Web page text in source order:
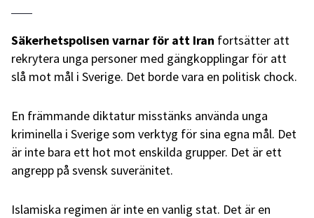
Säkerhetspolisen varnar för att Iran fortsätter att
rekrytera unga personer med gängkopplingar för att
slå mot mål i Sverige. Det borde vara en politisk chock.
En främmande diktatur misstänks använda unga
kriminella i Sverige som verktyg för sina egna mål. Det
är inte bara ett hot mot enskilda grupper. Det är ett
angrepp på svensk suveränitet.
Islamiska regimen är inte en vanlig stat. Det är en